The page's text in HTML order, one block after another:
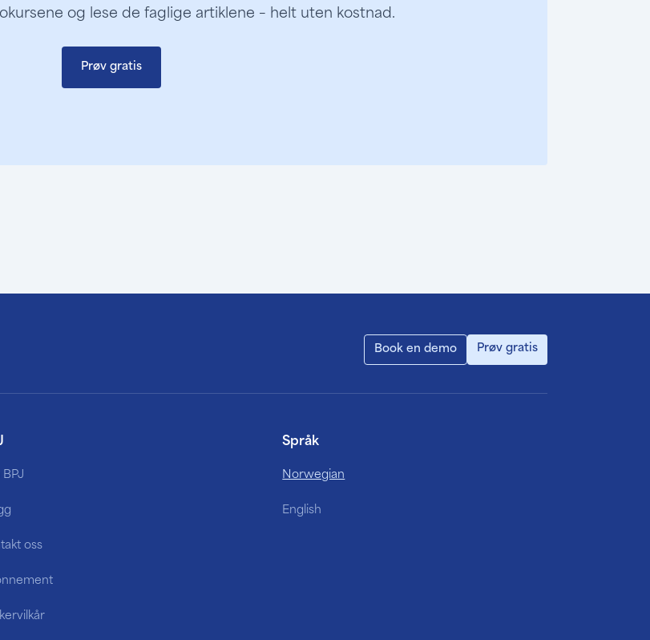
og lese de faglige artiklene – helt uten kostnad.
Prøv gratis
Book en demo Prøv gratis
oss
Språk
Norwegian
English